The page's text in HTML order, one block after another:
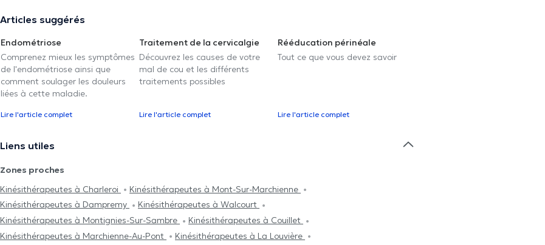
Articles suggérés
Endométriose
Comprenez mieux les symptômes
de l'endométriose ainsi que
comment soulager les douleurs
liées à cette maladie.
Lire l'article complet
Traitement de la cervicalgie
Découvrez les causes de votre
mal de cou et les différents
traitements possibles
Lire l'article complet
Rééducation périnéale
Tout ce que vous devez savoir
Lire l'article complet
Liens utiles
Zones proches
Kinésithérapeutes à Charleroi
Kinésithérapeutes à Mont-Sur-Marchienne
Kinésithérapeutes à Dampremy
Kinésithérapeutes à Walcourt
Kinésithérapeutes à Montignies-Sur-Sambre
Kinésithérapeutes à Couillet
Kinésithérapeutes à Marchienne-Au-Pont
Kinésithérapeutes à La Louvière